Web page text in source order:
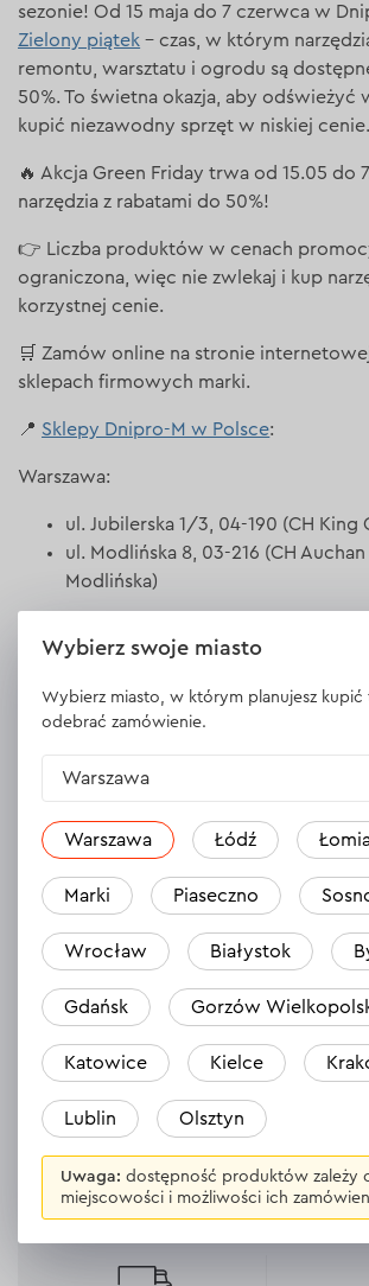
sezonie! Od 15 maja do 7 czerwca w
Zielony piątek – czas, w którym
remontu, warsztatu i ogrodu są
50%. To świetna okazja, aby odświeżyć
kupić niezawodny sprzęt w niskiej cenie.
🔥 Akcja Green Friday trwa od 15.05 do
narzędzia z rabatami do 50%!
👉 Liczba produktów w cenach
ograniczona, więc nie zwlekaj i kup
korzystnej cenie.
🛒 Zamów online na stronie
sklepach firmowych marki.
📍 Sklepy Dnipro-M w Polsce:
Warszawa:
ul. Jubilerska 1/3, 04-190 (CH King
ul. Modlińska 8, 03-216 (CH
Modlińska)
Prima Park)
Łomianki:
Brukowa 25, 05-092
Wrocław:
Bystrzycka 69C, 54-215
Piaseczno:
Puławska 46, 05-500 (Galeria
Al. Marsz. Józefa Piłsudskiego 94,
Wybierz swoje miasto
Wybierz miasto, w którym planujesz kupić
odebrać zamówienie.
Warszawa
Warszawa Łódź
Marki Piaseczno
Wrocław Białystok
Gdańsk Gorzów
Katowice Kielce
Lublin Olsztyn
Uwaga: dostępność produktów zależy
miejscowości i możliwości ich